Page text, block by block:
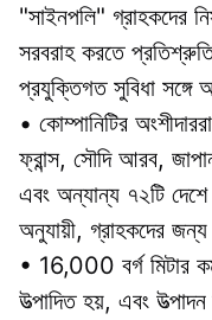
"সাইনপলি" গ্রাহকদের
সরবরাহ করতে
প্রযুক্তিগত সুবিধা সঙ্গে
• কোম্পানিটির
ফ্রান্স, সৌদি আরব,
এবং অন্যান্য ৭২টি দেশে
অনুযায়ী, গ্রাহকদের জন্য
• 16,000 বর্গ মিটার
উত্পাদিত হয়, এবং